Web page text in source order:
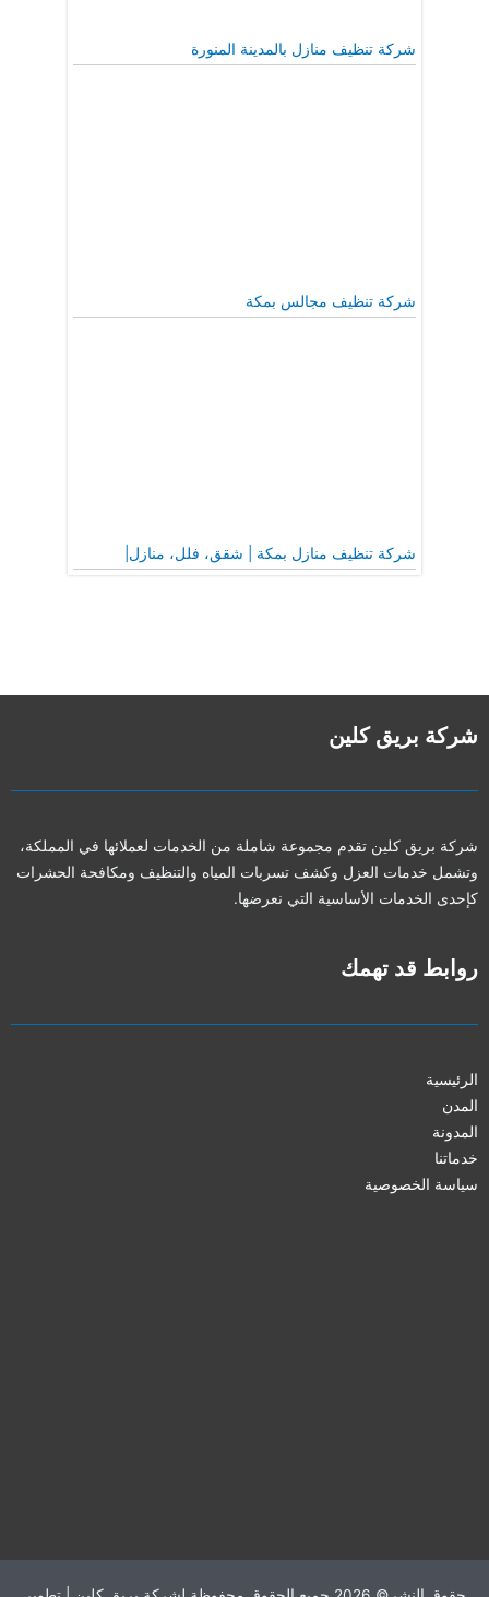
شركة تنظيف منازل بالمدينة المنورة
شركة تنظيف مجالس بمكة
شركة تنظيف منازل بمكة | شقق، فلل، منازل|
شركة بريق كلين
شركة بريق كلين تقدم مجموعة شاملة من الخدمات لعملائها في المملكة،
وتشمل خدمات العزل وكشف تسربات المياه والتنظيف ومكافحة الحشرات
كإحدى الخدمات الأساسية التي نعرضها.
روابط قد تهمك
الرئيسية
المدن
المدونة
خدماتنا
سياسة الخصوصية